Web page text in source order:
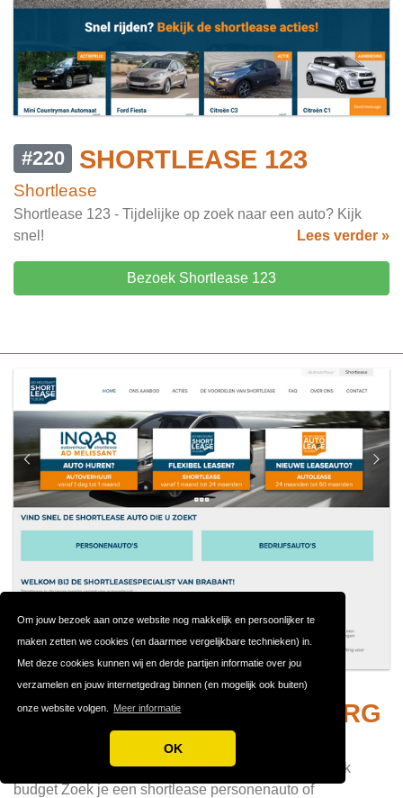
Om jouw bezoek aan onze website nog makkelijk en persoonlijker te
maken zetten we cookies (en daarmee vergelijkbare technieken) in.
Met deze cookies kunnen wij en derde partijen informatie over jou
verzamelen en jouw internetgedrag binnen (en mogelijk ook buiten)
onze website volgen. Meer informatie
OK
#220 SHORTLEASE 123
Shortlease
Shortlease 123 - Tijdelijke op zoek naar een auto? Kijk
snel!
Lees verder »
Bezoek Shortlease 123
#221 SHORTLEASE TILBURG
Shortlease personenauto's en bestelwagens voor elk
budget Zoek je een shortlease personenauto of